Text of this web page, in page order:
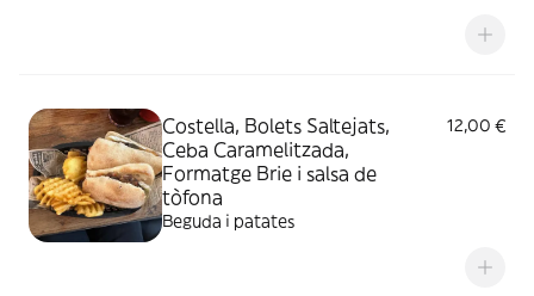
Costella, Bolets Saltejats,
Ceba Caramelitzada,
Formatge Brie i salsa de
tòfona
12,00 €
Beguda i patates